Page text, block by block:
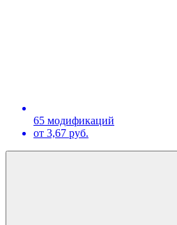
65 модификаций
от 3,67 руб.